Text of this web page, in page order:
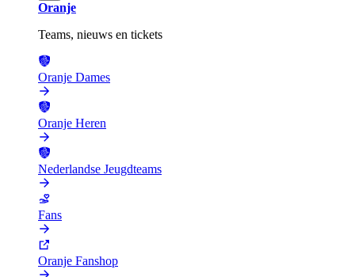
Oranje
Teams, nieuws en tickets
Oranje Dames
Oranje Heren
Nederlandse Jeugdteams
Fans
Oranje Fanshop